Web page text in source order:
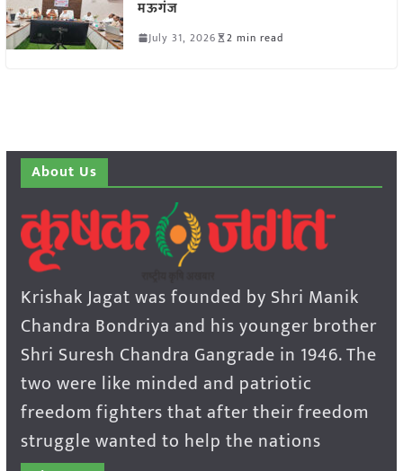
मऊगंज
July 31, 2026 2 min read
About Us
Krishak Jagat was founded by Shri Manik
Chandra Bondriya and his younger brother
Shri Suresh Chandra Gangrade in 1946. The
two were like minded and patriotic
freedom fighters that after their freedom
struggle wanted to help the nations